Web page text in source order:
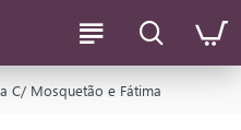
C/ Mosquetão e Fátima